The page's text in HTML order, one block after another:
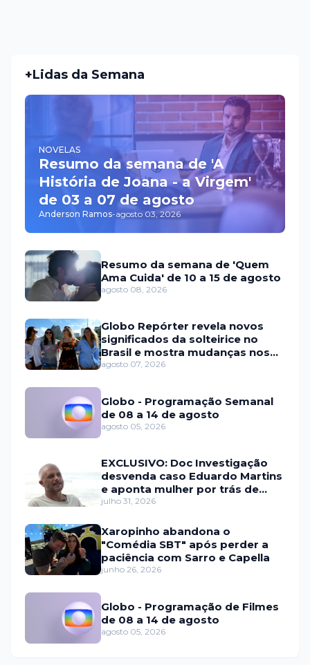
+Lidas da Semana
NOVELAS
Resumo da semana de 'A
História de Joana - a Virgem'
de 03 a 07 de agosto
Anderson Ramos-agosto 03, 2026
Resumo da semana de 'Quem
Ama Cuida' de 10 a 15 de agosto
agosto 08, 2026
Globo Repórter revela novos
significados da solteirice no
Brasil e mostra mudanças nos
relacionamentos
agosto 07, 2026
Globo - Programação Semanal
de 08 a 14 de agosto
agosto 05, 2026
EXCLUSIVO: Doc Investigação
desvenda caso Eduardo Martins
e aponta mulher por trás de
fraude internacional
julho 31, 2026
Xaropinho abandona o
"Comédia SBT" após perder a
paciência com Sarro e Capella
junho 26, 2026
Globo - Programação de Filmes
de 08 a 14 de agosto
agosto 05, 2026